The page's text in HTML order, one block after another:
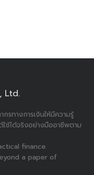
Ltd.
ทางการเงินให้มีความรู้
ใช้ได้จริงอย่างมืออาชีพตาม
finance.
a paper of